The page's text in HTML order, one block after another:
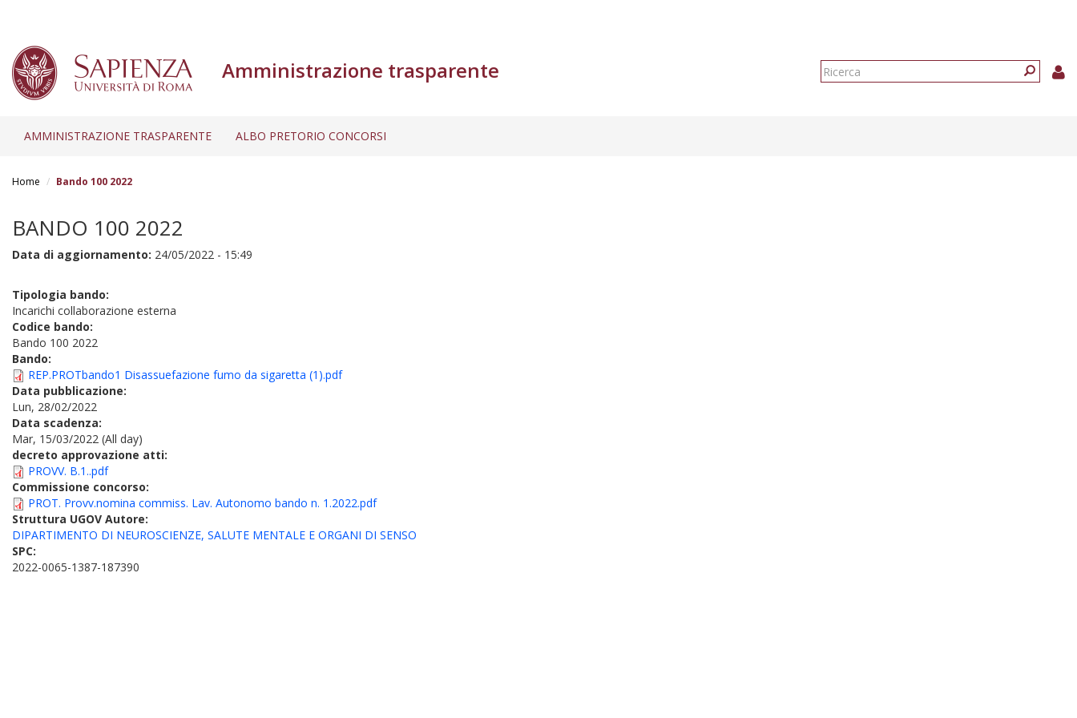
Amministrazione trasparente
Form
AMMINISTRAZIONE TRASPARENTE ALBO PRETORIO CONCORSI
Home Bando 100 2022
BANDO 100 2022
Data di aggiornamento: 24/05/2022 - 15:49
Tipologia bando:
Incarichi collaborazione esterna
Codice bando:
Bando 100 2022
Bando:
REP.PROTbando1 Disassuefazione fumo da sigaretta (1).pdf
Data pubblicazione:
Lun, 28/02/2022
Data scadenza:
Mar, 15/03/2022 (All day)
decreto approvazione atti:
PROVV. B.1..pdf
Commissione concorso:
PROT. Provv.nomina commiss. Lav. Autonomo bando n. 1.2022.pdf
Struttura UGOV Autore:
DIPARTIMENTO DI NEUROSCIENZE, SALUTE MENTALE E ORGANI DI SENSO
SPC:
2022-0065-1387-187390